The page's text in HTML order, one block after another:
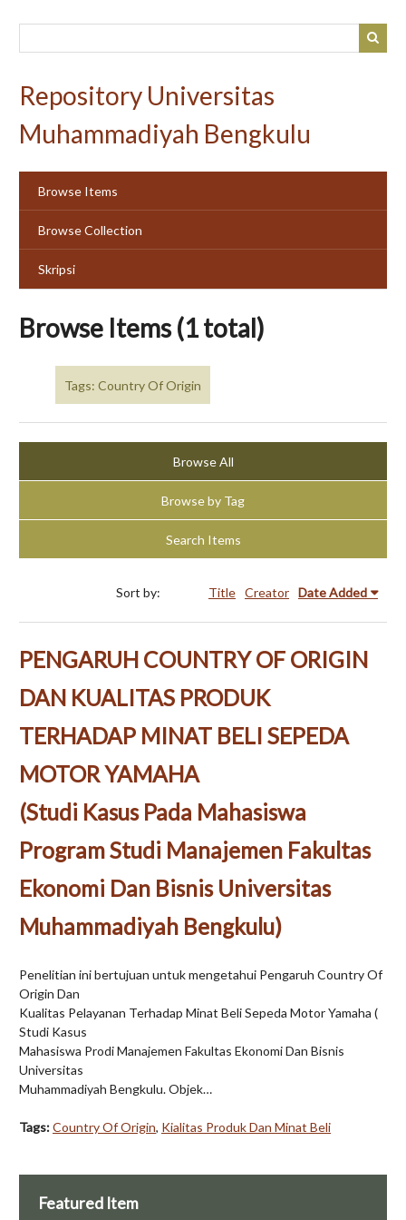
Repository Universitas
Muhammadiyah Bengkulu
Browse Items
Browse Collection
Skripsi
Browse Items (1 total)
Tags: Country Of Origin
Browse All
Browse by Tag
Search Items
Sort by: Title Creator Date Added
PENGARUH COUNTRY OF ORIGIN
DAN KUALITAS PRODUK
TERHADAP MINAT BELI SEPEDA
MOTOR YAMAHA
(Studi Kasus Pada Mahasiswa
Program Studi Manajemen Fakultas
Ekonomi Dan Bisnis Universitas
Muhammadiyah Bengkulu)
Penelitian ini bertujuan untuk mengetahui Pengaruh Country Of
Origin Dan
Kualitas Pelayanan Terhadap Minat Beli Sepeda Motor Yamaha (
Studi Kasus
Mahasiswa Prodi Manajemen Fakultas Ekonomi Dan Bisnis
Universitas
Muhammadiyah Bengkulu. Objek…
Tags:Country Of Origin, Kialitas Produk Dan Minat Beli
Featured Item